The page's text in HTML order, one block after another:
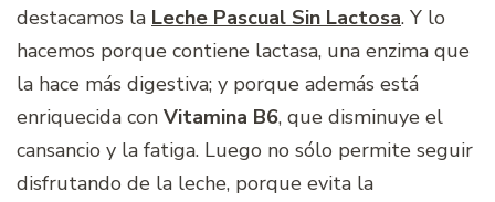
destacamos la Leche Pascual Sin Lactosa. Y lo
hacemos porque contiene lactasa, una enzima que
la hace más digestiva; y porque además está
enriquecida con Vitamina B6, que disminuye el
cansancio y la fatiga. Luego no sólo permite seguir
disfrutando de la leche, porque evita la